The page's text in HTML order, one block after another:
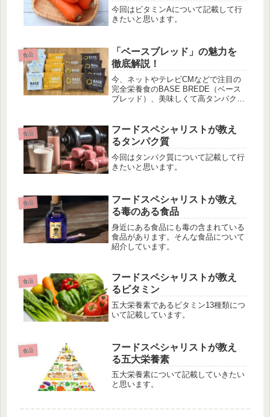
今回はビタミンAについて記載して行
きたいと思います。
食品
「ベースブレッド」の魅力を
徹底解説！
今、ネットやテレビCMなどで注目の
完全栄養食のBASE BREDE（ベース
ブレッド）、美味しくて高タンパク、
などとも言われています。今回、ベー
スブレッドのスターターセットを購入
してみましたので、そちらをレビュー
していきたいと思います。
食品
フードスペシャリストが教え
るタンパク質
今回はタンパク質について記載して行
きたいと思います。
食品
フードスペシャリストが教え
る毒のある食品
身近にある食品にも毒の含まれている
食品があります。そんな食品について
紹介しています。
食品
フードスペシャリストが教え
るビタミン
五大栄養素であるビタミン13種類につ
いて記載しています。
食品
フードスペシャリストが教え
る五大栄養素
五大栄養素について記載していきたい
と思います。